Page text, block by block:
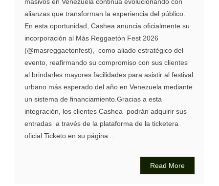
alianzas que transforman la experiencia del público.
En esta oportunidad, Cashea anuncia oficialmente su
incorporación al Más Reggaetón Fest 2026
(@masreggaetonfest), como aliado estratégico del
evento, reafirmando su compromiso con sus clientes
al brindarles mayores facilidades para asistir al festival
urbano más esperado del año en Venezuela mediante
un sistema de financiamiento.Gracias a esta
integración, los clientes Cashea podrán adquirir sus
entradas a través de la plataforma de la ticketera
oficial Ticketo en su página...
Read More